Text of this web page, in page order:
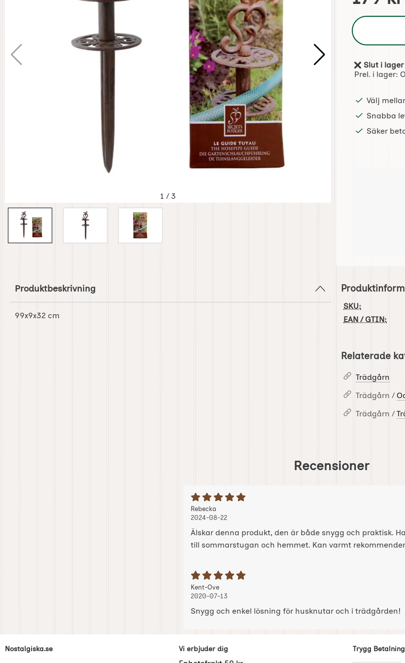
1 / 3
Tillgänglighet:
Slut i lager
Prel. i lager:
Välj
Snabba
Säker
Produktbeskrivning
99x9x32 cm
SKU:
EAN / GTIN:
Relaterade
Trädgårn
Trädgårn /
Trädgårn /
Recensioner
Betyg: 5 Stjärnor av 5
Recension av:
Rebecka
2024-08-22
Älskar denna produkt, den är både snygg och praktisk.
till sommarstugan och hemmet. Kan varmt
Betyg: 5 Stjärnor av 5
Recension av:
Kent-Ove, 2020-07-13
, 2020-07-13
2020-07-13
Snygg och enkel lösning för husknutar och i trädgården!
Sidfot Blandad info och länkar
Nostalgiska.se Vi erbjuder dig Trygg Betalning